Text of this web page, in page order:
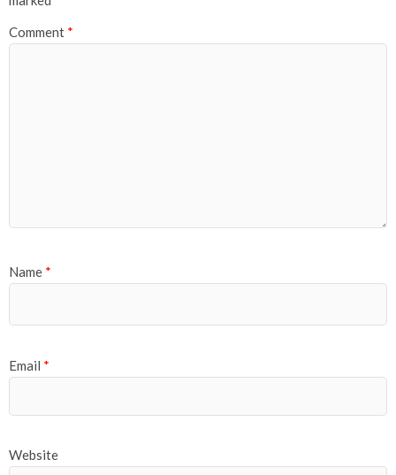
Comment *
Name *
Email *
Website